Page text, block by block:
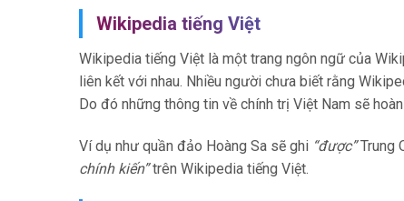
Wikipedia tiếng Việt
Wikipedia tiếng Việt là một trang ngôn ngữ của
liên kết với nhau. Nhiều người chưa biết rằng
Do đó những thông tin về chính trị Việt Nam sẽ
Ví dụ như quần đảo Hoàng Sa sẽ ghi “được”Trung
chính kiến”trên Wikipedia tiếng Việt.